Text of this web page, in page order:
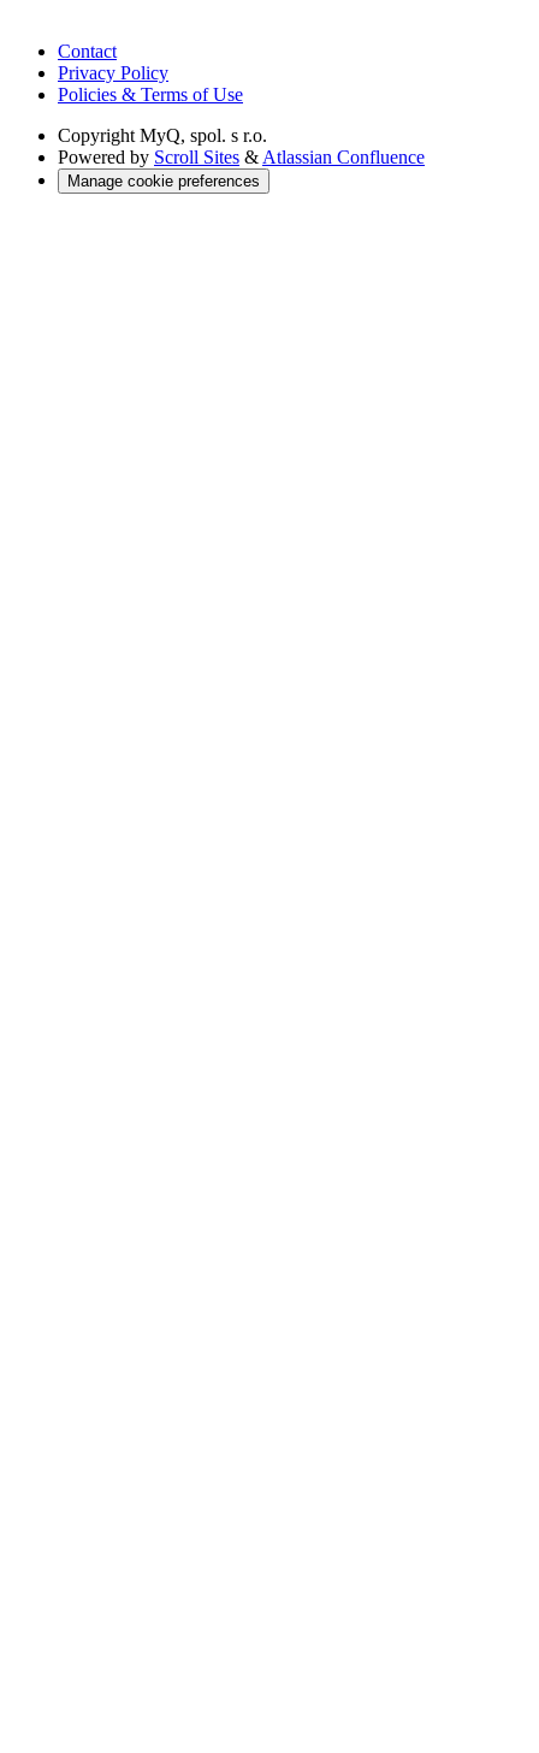
Contact
Privacy Policy
Policies & Terms of Use
Copyright MyQ, spol. s r.o.
Powered by Scroll Sites & Atlassian Confluence
Manage cookie preferences